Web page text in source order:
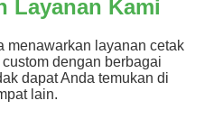
Layanan Kami
menawarkan layanan cetak
dengan berbagai
dapat Anda temukan di
lain.